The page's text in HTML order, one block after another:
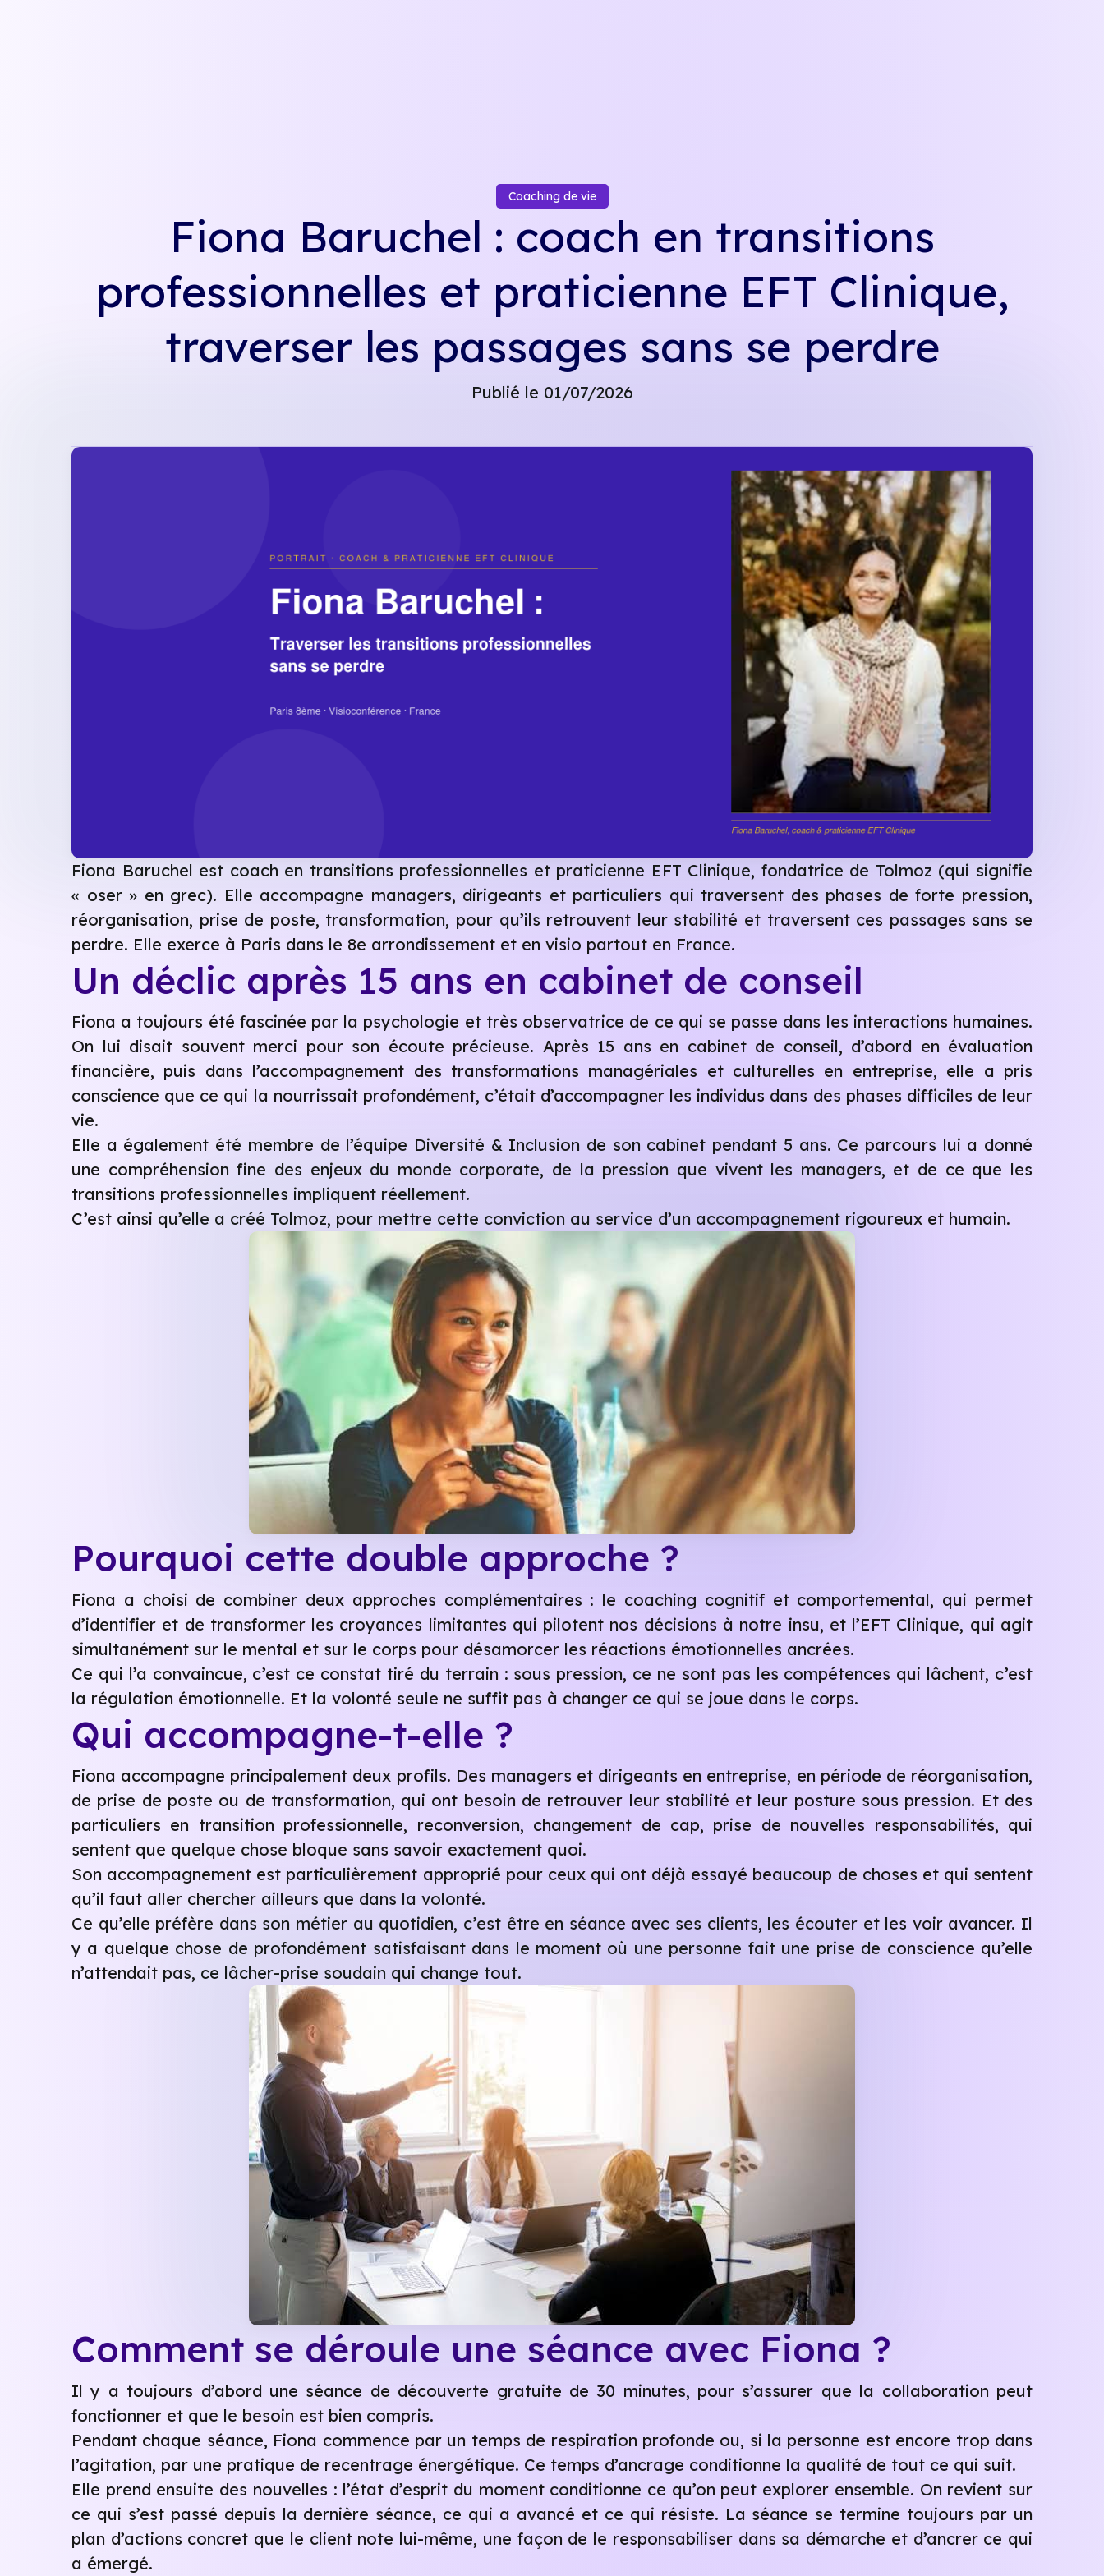
Coaching de vie
Fiona Baruchel : coach en transitions
professionnelles et praticienne EFT Clinique,
traverser les passages sans se perdre
Publié le 01/07/2026
Fiona Baruchel est coach en transitions professionnelles et praticienne EFT Clinique, fondatrice de Tolmoz (qui signifie
« oser » en grec). Elle accompagne managers, dirigeants et particuliers qui traversent des phases de forte pression,
réorganisation, prise de poste, transformation, pour qu’ils retrouvent leur stabilité et traversent ces passages sans se
perdre. Elle exerce à Paris dans le 8e arrondissement et en visio partout en France.
Un déclic après 15 ans en cabinet de conseil
Fiona a toujours été fascinée par la psychologie et très observatrice de ce qui se passe dans les interactions humaines.
On lui disait souvent merci pour son écoute précieuse. Après 15 ans en cabinet de conseil, d’abord en évaluation
financière, puis dans l’accompagnement des transformations managériales et culturelles en entreprise, elle a pris
conscience que ce qui la nourrissait profondément, c’était d’accompagner les individus dans des phases difficiles de leur
vie.
Elle a également été membre de l’équipe Diversité & Inclusion de son cabinet pendant 5 ans. Ce parcours lui a donné
une compréhension fine des enjeux du monde corporate, de la pression que vivent les managers, et de ce que les
transitions professionnelles impliquent réellement.
C’est ainsi qu’elle a créé Tolmoz, pour mettre cette conviction au service d’un accompagnement rigoureux et humain.
Pourquoi cette double approche ?
Fiona a choisi de combiner deux approches complémentaires : le coaching cognitif et comportemental, qui permet
d’identifier et de transformer les croyances limitantes qui pilotent nos décisions à notre insu, et l’EFT Clinique, qui agit
simultanément sur le mental et sur le corps pour désamorcer les réactions émotionnelles ancrées.
Ce qui l’a convaincue, c’est ce constat tiré du terrain : sous pression, ce ne sont pas les compétences qui lâchent, c’est
la régulation émotionnelle. Et la volonté seule ne suffit pas à changer ce qui se joue dans le corps.
Qui accompagne-t-elle ?
Fiona accompagne principalement deux profils. Des managers et dirigeants en entreprise, en période de réorganisation,
de prise de poste ou de transformation, qui ont besoin de retrouver leur stabilité et leur posture sous pression. Et des
particuliers en transition professionnelle, reconversion, changement de cap, prise de nouvelles responsabilités, qui
sentent que quelque chose bloque sans savoir exactement quoi.
Son accompagnement est particulièrement approprié pour ceux qui ont déjà essayé beaucoup de choses et qui sentent
qu’il faut aller chercher ailleurs que dans la volonté.
Ce qu’elle préfère dans son métier au quotidien, c’est être en séance avec ses clients, les écouter et les voir avancer. Il
y a quelque chose de profondément satisfaisant dans le moment où une personne fait une prise de conscience qu’elle
n’attendait pas, ce lâcher-prise soudain qui change tout.
Comment se déroule une séance avec Fiona ?
Il y a toujours d’abord une séance de découverte gratuite de 30 minutes, pour s’assurer que la collaboration peut
fonctionner et que le besoin est bien compris.
Pendant chaque séance, Fiona commence par un temps de respiration profonde ou, si la personne est encore trop dans
l’agitation, par une pratique de recentrage énergétique. Ce temps d’ancrage conditionne la qualité de tout ce qui suit.
Elle prend ensuite des nouvelles : l’état d’esprit du moment conditionne ce qu’on peut explorer ensemble. On revient sur
ce qui s’est passé depuis la dernière séance, ce qui a avancé et ce qui résiste. La séance se termine toujours par un
plan d’actions concret que le client note lui-même, une façon de le responsabiliser dans sa démarche et d’ancrer ce qui
a émergé.